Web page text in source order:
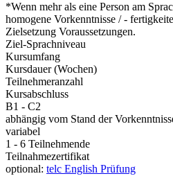
*Wenn mehr als eine Person am
homogene Vorkenntnisse / -
Zielsetzung Voraussetzungen.
Ziel-Sprachniveau
Kursumfang
Kursdauer (Wochen)
Teilnehmeranzahl
Kursabschluss
B1 - C2
abhängig vom Stand der
variabel
1 - 6 Teilnehmende
Teilnahmezertifikat
optional: telc English Prüfung